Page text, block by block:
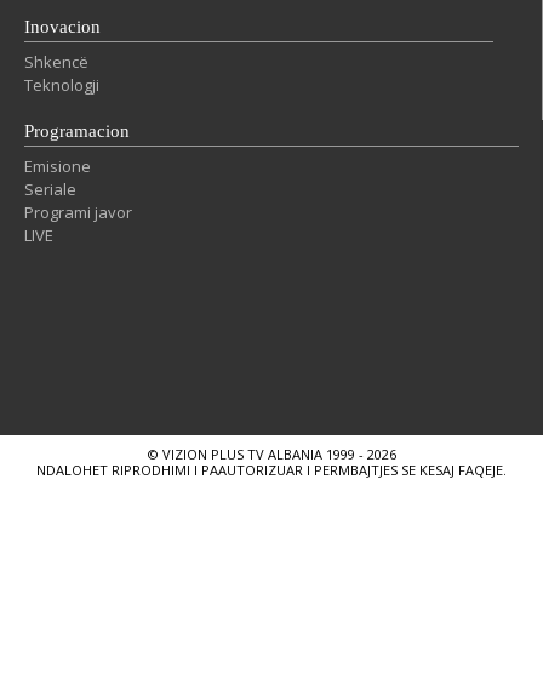
Inovacion
Shkencë
Teknologji
Programacion
Emisione
Seriale
Programi javor
LIVE
© VIZION PLUS TV ALBANIA 1999 - 2026
NDALOHET RIPRODHIMI I PAAUTORIZUAR I PERMBAJTJES SE KESAJ FAQEJE.